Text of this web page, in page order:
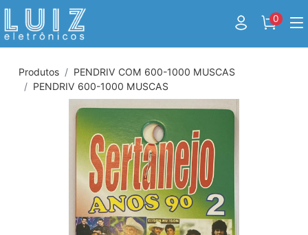
0
Produtos
PENDRIV COM 600-1000 MUSCAS
PENDRIV 600-1000 MUSCAS